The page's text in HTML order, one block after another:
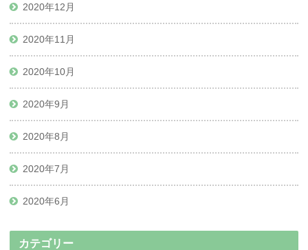
2020年12月
2020年11月
2020年10月
2020年9月
2020年8月
2020年7月
2020年6月
カテゴリー